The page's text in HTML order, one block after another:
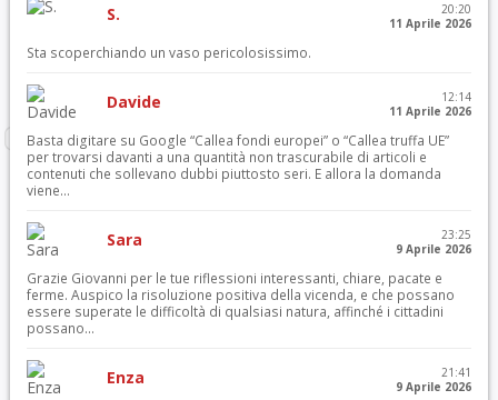
S.
20:20
11 Aprile 2026
Sta scoperchiando un vaso pericolosissimo.
Davide
12:14
11 Aprile 2026
Basta digitare su Google “Callea fondi europei” o “Callea truffa UE”
per trovarsi davanti a una quantità non trascurabile di articoli e
contenuti che sollevano dubbi piuttosto seri. E allora la domanda
viene...
Sara
23:25
9 Aprile 2026
Grazie Giovanni per le tue riflessioni interessanti, chiare, pacate e
ferme. Auspico la risoluzione positiva della vicenda, e che possano
essere superate le difficoltà di qualsiasi natura, affinché i cittadini
possano...
Enza
21:41
9 Aprile 2026